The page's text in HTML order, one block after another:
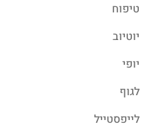
טיפוח
יוטיוב
יופי
לגוף
לייפסטייל